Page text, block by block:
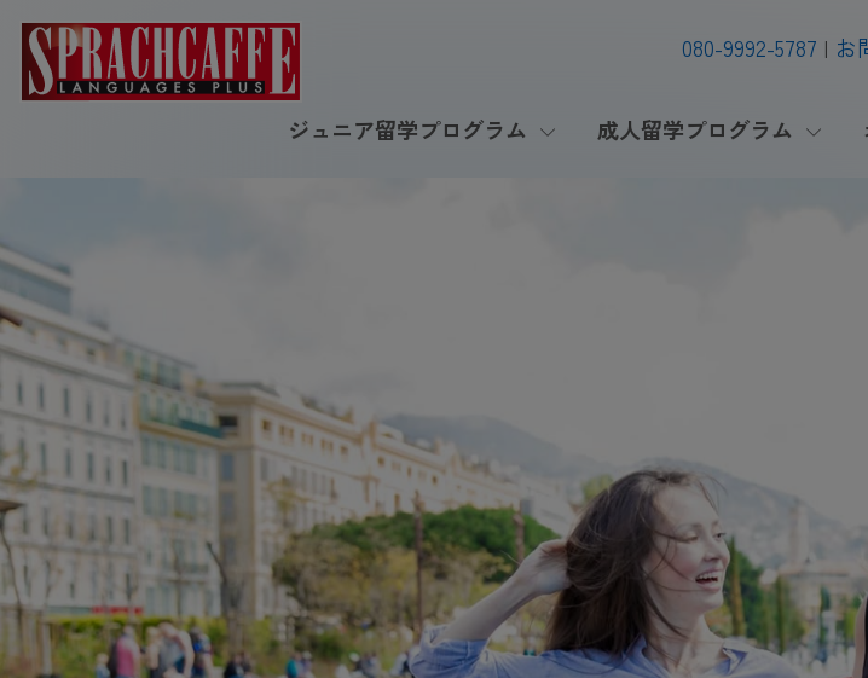
080-9992-5787 お
ジュニア留学プログラム 成人留学プログラム